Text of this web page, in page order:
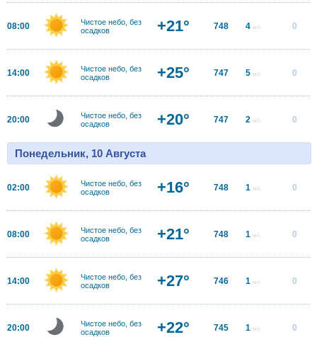
08:00
Чистое небо, без
осадков
+21° 748 4 м/с 0
14:00
Чистое небо, без
осадков
+25° 747 5 м/с 0
20:00
Чистое небо, без
осадков
+20° 747 2 м/с 0
Понедельник, 10 Августа
02:00
Чистое небо, без
осадков
+16° 748 1 м/с 0
08:00
Чистое небо, без
осадков
+21° 748 1 м/с 0
14:00
Чистое небо, без
осадков
+27° 746 1 м/с 0
20:00
Чистое небо, без
осадков
+22° 745 1 м/с 0